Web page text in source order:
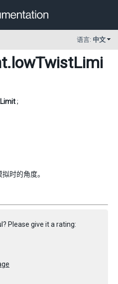
语言: 中文
.lowTwistLimi
;
时的角度。
Please give it a rating: